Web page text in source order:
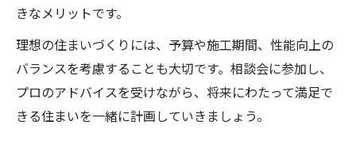
きなメリットです。
理想の住まいづくりには、予算や施工期間、性能向上の
バランスを考慮することも大切です。相談会に参加し、
プロのアドバイスを受けながら、将来にわたって満足で
きる住まいを一緒に計画していきましょう。